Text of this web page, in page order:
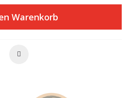
Warenkorb